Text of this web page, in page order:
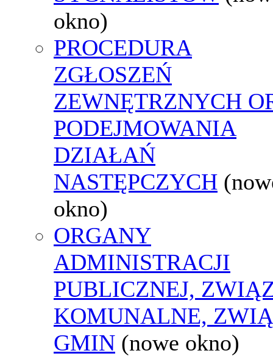
okno)
PROCEDURA
ZGŁOSZEŃ
ZEWNĘTRZNYCH
PODEJMOWANIA
DZIAŁAŃ
NASTĘPCZYCH
okno)
ORGANY
ADMINISTRACJI
PUBLICZNEJ,
KOMUNALNE,
GMIN (nowe okno)